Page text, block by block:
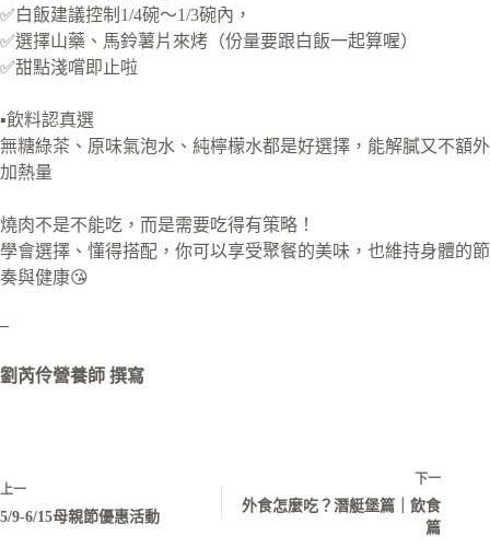
✅白飯建議控制1/4碗～1/3碗內，
✅選擇山藥、馬鈴薯片來烤（份量要跟白飯一起算喔）
✅甜點淺嚐即止啦
▪️飲料認真選
無糖綠茶、原味氣泡水、純檸檬水都是好選擇，能解膩又不額外
加熱量
燒肉不是不能吃，而是需要吃得有策略！
學會選擇、懂得搭配，你可以享受聚餐的美味，也維持身體的節
奏與健康😘
–
劉芮伶營養師 撰寫
上一
5/9-6/15母親節優惠活動
下一
外食怎麼吃？潛艇堡篇｜飲食
篇